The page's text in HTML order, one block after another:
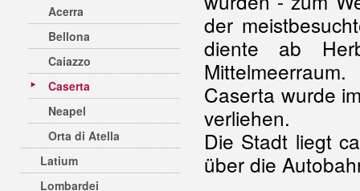
Acerra
Bellona
Caiazzo
Caserta
Neapel
Orta di Atella
Latium
Lombardei
der
diente ab
Mittelmeerraum.
Caserta wurde
verliehen.
Die Stadt liegt
über die